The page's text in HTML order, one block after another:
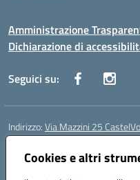
Cookies e altri
Amministrazione
Dichiarazione di
Seguici su:
Indirizzo:Via Mazzini 25
Centralino:
Posta elettronica certificata